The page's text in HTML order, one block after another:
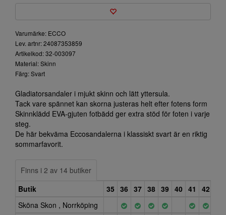
Varumärke: ECCO
Lev. artnr: 24087353859
Artikelkod: 32-003097
Material: Skinn
Färg: Svart
Gladiatorsandaler i mjukt skinn och lätt yttersula.
Tack vare spännet kan skorna justeras helt efter fotens form
Skinnklädd EVA-gjuten fotbädd ger extra stöd för foten i varje
steg.
De här bekväma Eccosandalerna i klassiskt svart är en riktig
sommarfavorit.
Finns i 2 av 14 butiker
Butik
35 36 37 38 39 40 41 42
Sköna Skon , Norrköping